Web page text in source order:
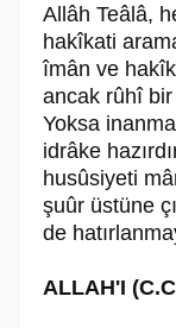
Allâh Teâlâ,
hakîkati
îmân ve
ancak rûhî bir
Yoksa
idrâke
husûsiyeti
şuûr üstüne
de
ALLAH'I